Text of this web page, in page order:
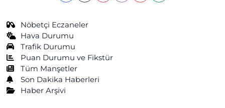
Nöbetçi Eczaneler
Hava Durumu
Trafik Durumu
Puan Durumu ve Fikstür
Tüm Manşetler
Son Dakika Haberleri
Haber Arşivi